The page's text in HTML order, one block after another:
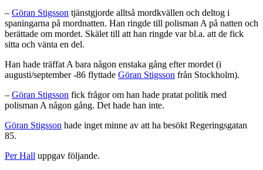
– Göran Stigsson tjänstgjorde alltså mordkvällen och deltog i
spaningarna på mordnatten. Han ringde till polisman A på natten och
berättade om mordet. Skälet till att han ringde var bl.a. att de fick
sitta och vänta en del.
Han hade träffat A bara någon enstaka gång efter mordet (i
augusti/september -86 flyttade Göran Stigsson från Stockholm).
– Göran Stigsson fick frågor om han hade pratat politik med
polisman A någon gång. Det hade han inte.
Göran Stigsson hade inget minne av att ha besökt Regeringsgatan
85.
Per Hall uppgav följande.